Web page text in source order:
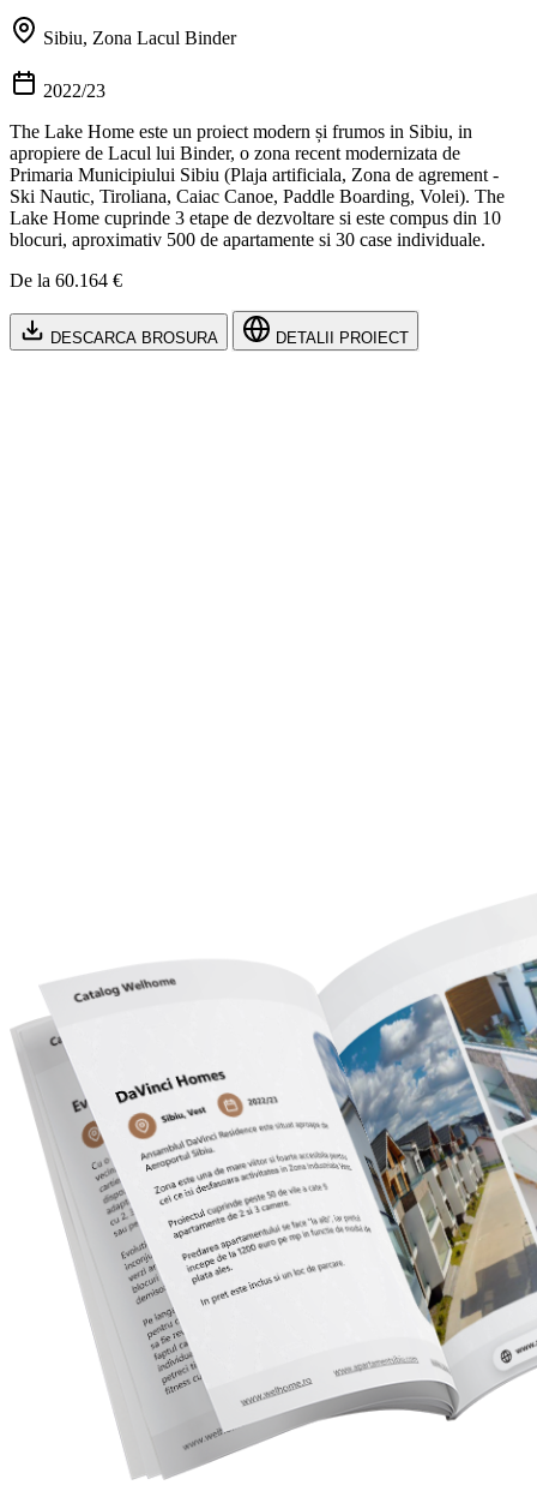
Sibiu, Zona Lacul Binder
2022/23
The Lake Home este un proiect modern și frumos in Sibiu, in
apropiere de Lacul lui Binder, o zona recent modernizata de
Primaria Municipiului Sibiu (Plaja artificiala, Zona de agrement -
Ski Nautic, Tiroliana, Caiac Canoe, Paddle Boarding, Volei). The
Lake Home cuprinde 3 etape de dezvoltare si este compus din 10
blocuri, aproximativ 500 de apartamente si 30 case individuale.
De la 60.164 €
DESCARCA BROSURA DETALII PROIECT